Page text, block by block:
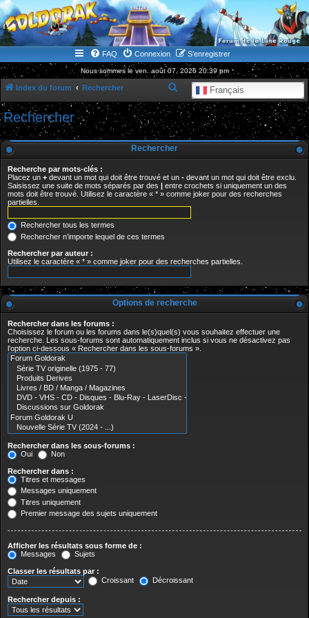
WWW.GOLDORAKGO.COM
le site de la Lune Rouge
FAQ Connexion S’enregistrer
Nous sommes le ven. août 07, 2026 20:39 pm
Index du forum Rechercher Français
e
c
h
c
e
Rechercher
Rechercher
Recherche par mots-clés :
Placez un + devant un mot qui doit être trouvé et un - devant un mot qui doit être exclu.
Saisissez une suite de mots séparés par des | entre crochets si uniquement un des
mots doit être trouvé. Utilisez le caractère « * » comme joker pour des recherches
partielles.
Rechercher tous les termes
Rechercher n’importe lequel de ces termes
Rechercher par auteur :
Utilisez le caractère « * » comme joker pour des recherches partielles.
Options de recherche
Rechercher dans les forums :
Choisissez le forum ou les forums dans le(s)quel(s) vous souhaitez effectuer une
recherche. Les sous-forums sont automatiquement inclus si vous ne désactivez pas
l’option ci-dessous « Rechercher dans les sous-forums ».
Rechercher dans les sous-forums :
Oui
Non
Rechercher dans :
Titres et messages
Messages uniquement
Titres uniquement
Premier message des sujets uniquement
Afficher les résultats sous forme de :
Messages
Sujets
Classer les résultats par :
Croissant
Décroissant
Rechercher depuis :